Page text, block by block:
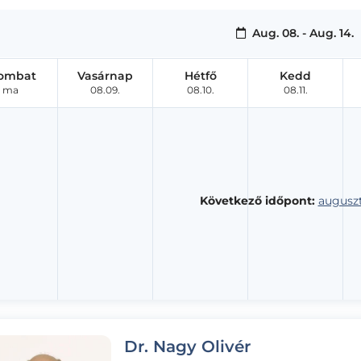
Aug. 08. - Aug. 14.
Következő időpont:
ma
Vasárnap
08.09.
Hétfő
08.10.
Kedd
08.11.
Dr. Nagy Olivér